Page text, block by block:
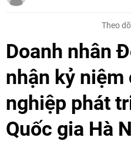
Theo
Doanh nhân
nhận kỷ
nghiệp phát
Quốc gia Hà